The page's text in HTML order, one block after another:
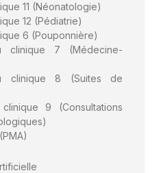
11 (Néonatologie)
12 (Pédiatrie)
6 (Pouponnière)
clinique 7 (Médecine-
clinique 8 (Suites de
9 (Consultations